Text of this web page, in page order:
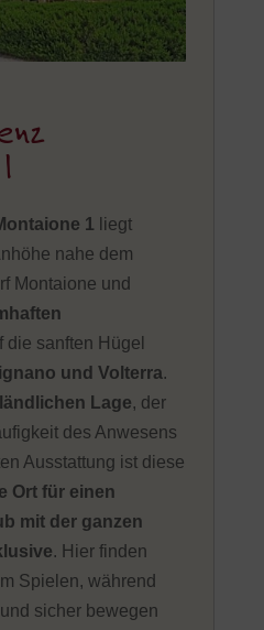
1 liegt
nahe dem
Montaione und
die sanften Hügel
und Volterra.
Lage, der
des Anwesens
Ausstattung ist diese
Ort für einen
mit der ganzen
. Hier finden
Spielen, während
sicher bewegen